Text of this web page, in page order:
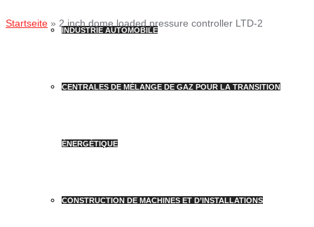
INDUSTRIE AUTOMOBILE
CENTRALES DE MÉLANGE DE GAZ POUR LA TRANSITION
ÉNERGÉTIQUE
CONSTRUCTION DE MACHINES ET D’INSTALLATIONS
Startseite » 2 inch dome loaded pressure controller LTD-2